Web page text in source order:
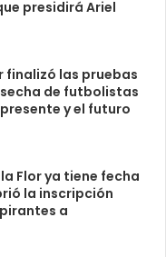
presidirá Ariel
finalizó las pruebas
de futbolistas
y el futuro
Flor ya tiene fecha
la inscripción
a